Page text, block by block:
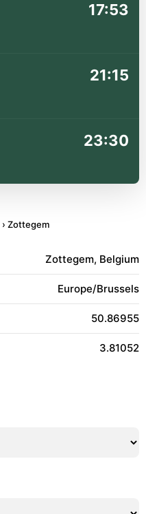
17:53
21:15
23:30
› Zottegem
Zottegem, Belgium
Europe/Brussels
50.86955
3.81052